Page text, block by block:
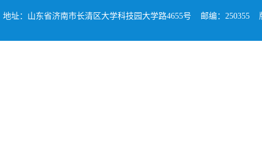
地址：山东省济南市长清区大学科技园大学路4655号 邮编：250355